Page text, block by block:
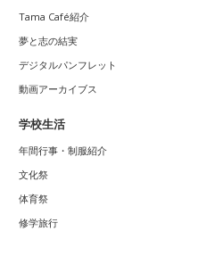
Tama Café紹介
夢と志の結実
デジタルパンフレット
動画アーカイブス
学校生活
年間行事・制服紹介
文化祭
体育祭
修学旅行